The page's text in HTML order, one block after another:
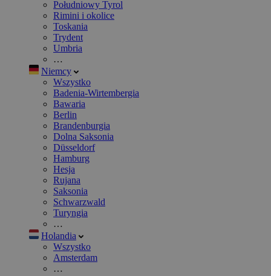
Południowy Tyrol
Rimini i okolice
Toskania
Trydent
Umbria
…
Niemcy
Wszystko
Badenia-Wirtembergia
Bawaria
Berlin
Brandenburgia
Dolna Saksonia
Düsseldorf
Hamburg
Hesja
Rujana
Saksonia
Schwarzwald
Turyngia
…
Holandia
Wszystko
Amsterdam
…